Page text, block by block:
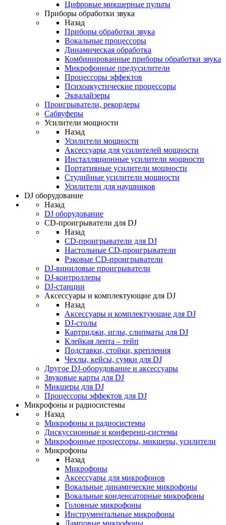
Цифровые микшерные пульты
Приборы обработки звука
Назад
Приборы обработки звука
Вокальные процессоры
Динамическая обработка
Комбинированные приборы обработки звука
Микрофонные предусилители
Процессоры эффектов
Психоакустические процессоры
Эквалайзеры
Проигрыватели, рекордеры
Сабвуферы
Усилители мощности
Назад
Усилители мощности
Аксессуары для усилителей мощности
Инсталляционные усилители мощности
Портативные усилители мощности
Студийные усилители мощности
Усилители для наушников
DJ оборудование
Назад
DJ оборудование
CD-проигрыватели для DJ
Назад
CD-проигрыватели для DJ
Настольные CD-проигрыватели
Рэковые CD-проигрыватели
DJ-виниловые проигрыватели
DJ-контроллеры
DJ-станции
Аксессуары и комплектующие для DJ
Назад
Аксессуары и комплектующие для DJ
DJ-столы
Картриджи, иглы, слипматы для DJ
Клейкая лента – тейп
Подставки, стойки, крепления
Чехлы, кейсы, сумки для DJ
Другое DJ-оборудование и аксессуары
Звуковые карты для DJ
Микшеры для DJ
Процессоры эффектов для DJ
Микрофоны и радиосистемы
Назад
Микрофоны и радиосистемы
Дискуссионные и конференц-системы
Микрофонные процессоры, микшеры, усилители
Микрофоны
Назад
Микрофоны
Аксессуары для микрофонов
Вокальные динамические микрофоны
Вокальные конденсаторные микрофоны
Головные микрофоны
Инструментальные микрофоны
Ламповые микрофоны